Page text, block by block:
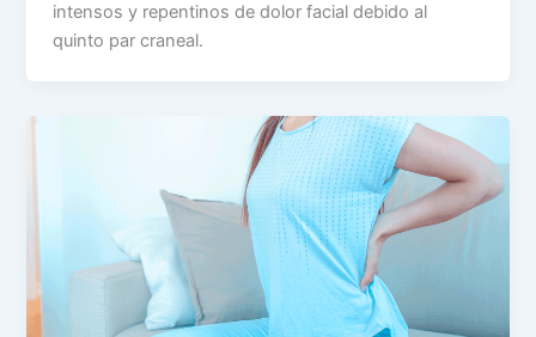
intensos y repentinos de dolor facial debido al
quinto par craneal.